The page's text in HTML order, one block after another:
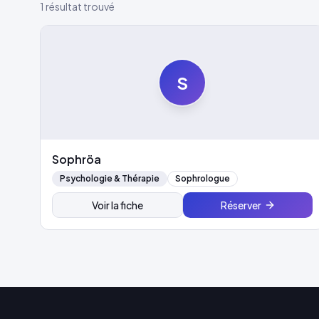
1 résultat trouvé
S
Sophröa
Psychologie & Thérapie Sophrologue
Voir la fiche Réserver